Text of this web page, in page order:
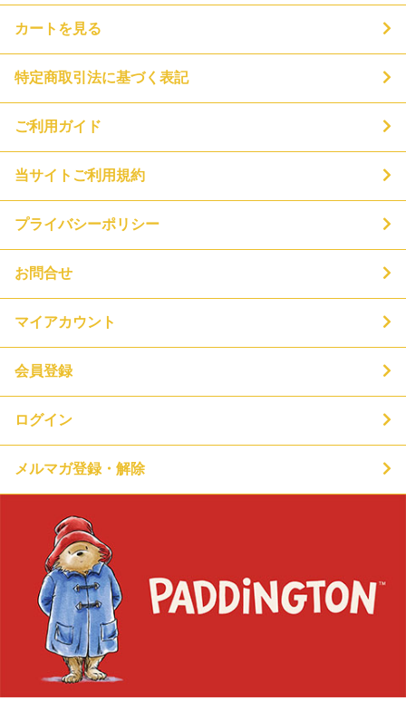
カートを見る
特定商取引法に基づく表記
ご利用ガイド
当サイトご利用規約
プライバシーポリシー
お問合せ
マイアカウント
会員登録
ログイン
メルマガ登録・解除